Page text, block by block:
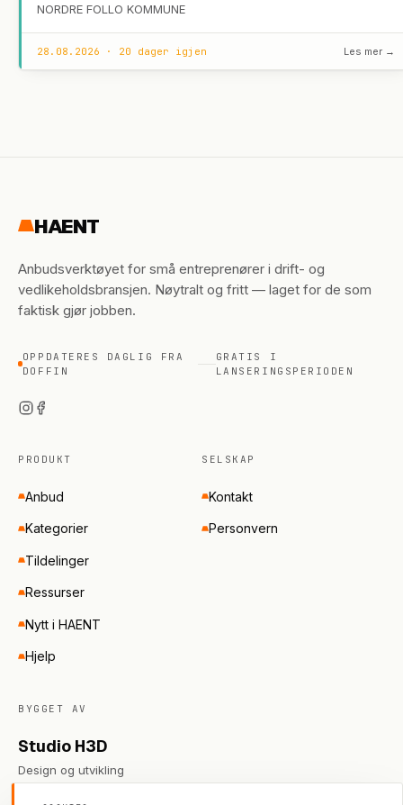
NORDRE FOLLO KOMMUNE
28.08.2026 · 20 dager igjen Les mer →
HAENT
Anbudsverktøyet for små entreprenører i drift- og
vedlikeholdsbransjen. Nøytralt og fritt — laget for de som
faktisk gjør jobben.
OPPDATERES DAGLIG FRA
DOFFIN
GRATIS I
LANSERINGSPERIODEN
PRODUKT
Anbud
Kategorier
Tildelinger
Ressurser
Nytt i HAENT
Hjelp
SELSKAP
Kontakt
Personvern
BYGGET AV
Studio H3D
Design og utvikling